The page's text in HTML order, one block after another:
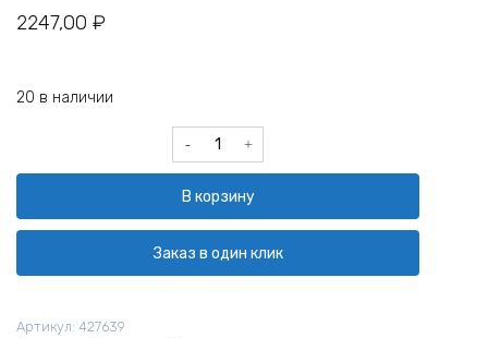
2247,00 ₽
20 в наличии
Количество
товара
Izovol
Л-35
1200х600х100
мм
В корзину
Заказ в один клик
Артикул: 427639